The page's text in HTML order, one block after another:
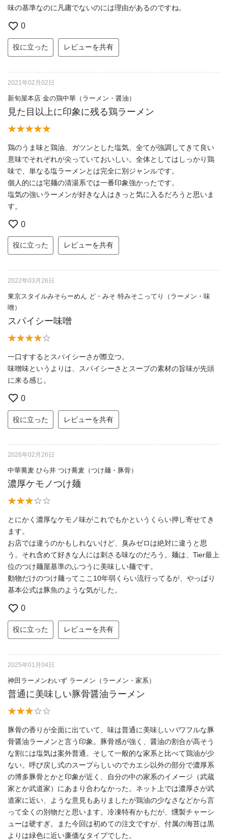
味の基準なのに凡庸でないのには理由があるのですね。
0
役に立った レビューを共有
2021年02月02日
新旬屋本店 金の鶏中華（ラーメン・醤油）
見た目以上に印象に残る鶏ラーメン
鶏のうま味と鶏油、ガツンとした塩気、全てが強調してきて良い
意味でそれぞれが尖っていておいしい。全体としてはしっかり鶏
味で、単なる塩ラーメンとは完全に別ジャンルです。
個人的には宅麺の清湯系では一番印象強かったです。
塩気の強いラーメンが好きな人はきっと気に入るだろうと思いま
す。
0
役に立った レビューを共有
2022年03月26日
東京スタイルみそらーめん ど・みそ 特みそこってり（ラーメン・味
噌）
スパイシー味噌
一口すするとスパイシーさが際立つ。
味噌味というよりは、スパイシーさとスープの素材の旨味が先頭
に来る感じ。
0
役に立った レビューを共有
2026年02月26日
中華蕎麦 ひら井 つけ蕎麦（つけ麺・豚骨）
濃厚ケモノつけ麺
とにかく濃厚なケモノ味がこれでもかというくらい押し寄せてき
ます。
お店では違うのかもしれないけど、臭みゼロは絶対に違うと思
う。それ含めて好きな人には刺さる味なのだろう。麺は、Tier最上
位のつけ麺屋基準のふつうに美味しい麺です。
動物だけのつけ麺ってここ10年弱くらい流行ってるが、やっぱり
基本公式は豚魚のような気がした。
0
役に立った レビューを共有
2025年01月04日
神田ラーメンわいず ラーメン（ラーメン・家系）
普通に美味しい豚骨醤油ラーメン
豚骨の香りが全面に出ていて、味は普通に美味しいパワフルな豚
骨醤油ラーメンと言う印象。豚骨感が強く、醤油の割合が高そう
な割には塩気は案外普通。そして一般的な家系と比べて鶏油が少
ない。呼び戻し式のスープらしいのでカエシ以外の部分で濃厚系
の博多豚骨とかと印象が近く、自分の中の家系のイメージ（武蔵
家とか武道家）にあまり合わなかった。ネット上では濃厚さが武
道家に近い、ような意見もありましたが鶏油の少なさなどから言
って全くの別物だと思います。冷凍特有かもだが、燻製チャーシ
ューは硬すぎ。また今回は初めての注文ですが、付属の海苔は黒
よりは緑色に近い廉価なタイプでした。